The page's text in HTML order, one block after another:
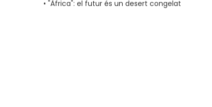
• "Àfrica": el futur és un desert congelat